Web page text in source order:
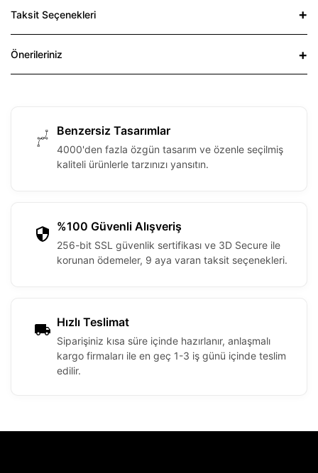
Taksit Seçenekleri
Önerileriniz
Benzersiz Tasarımlar
4000'den fazla özgün tasarım ve özenle seçilmiş
kaliteli ürünlerle tarzınızı yansıtın.
%100 Güvenli Alışveriş
256-bit SSL güvenlik sertifikası ve 3D Secure ile
korunan ödemeler, 9 aya varan taksit seçenekleri.
Hızlı Teslimat
Siparişiniz kısa süre içinde hazırlanır, anlaşmalı
kargo firmaları ile en geç 1-3 iş günü içinde teslim
edilir.